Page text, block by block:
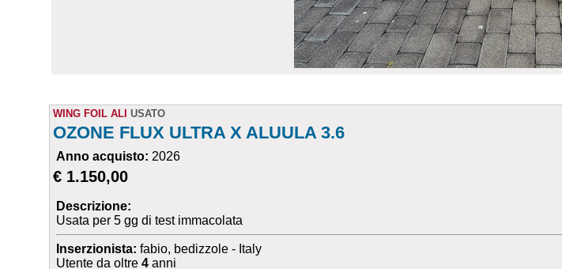
WING FOIL ALI USATO
OZONE FLUX ULTRA X ALUULA 3.6
Anno acquisto: 2026
€ 1.150,00
Descrizione:
Usata per 5 gg di test immacolata
Inserzionista: fabio, bedizzole - Italy
Utente da oltre4 anni